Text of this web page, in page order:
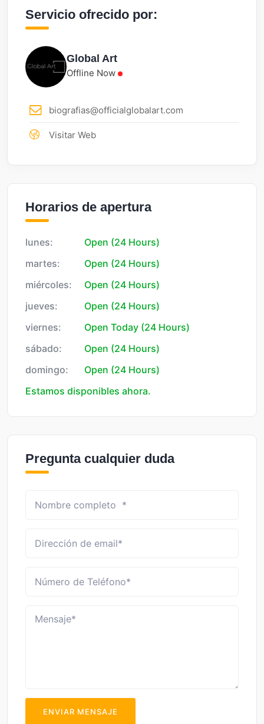
Servicio ofrecido por:
Global Art
Offline Now
biografias@officialglobalart.com
Visitar Web
Horarios de apertura
lunes:
Open (24 Hours)
martes:
Open (24 Hours)
miércoles:
Open (24 Hours)
jueves:
Open (24 Hours)
viernes:
Open Today (24 Hours)
sábado:
Open (24 Hours)
domingo:
Open (24 Hours)
Estamos disponibles ahora.
Pregunta cualquier duda
ENVIAR MENSAJE